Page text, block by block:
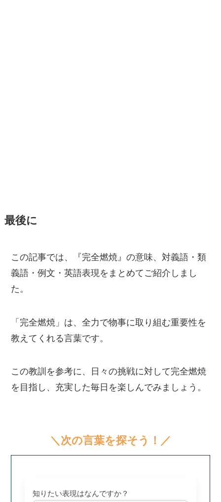
最後に
この記事では、『完全燃焼』の意味、対義語・類
義語・例文・英語表現をまとめてご紹介しまし
た。
「完全燃焼」は、全力で物事に取り組む重要性を
教えてくれる言葉です。
この教訓を参考に、日々の挑戦に対して完全燃焼
を目指し、充実した毎日を楽しんでみましょう。
＼次の言葉を探そう！／
知りたい表現はなんですか？